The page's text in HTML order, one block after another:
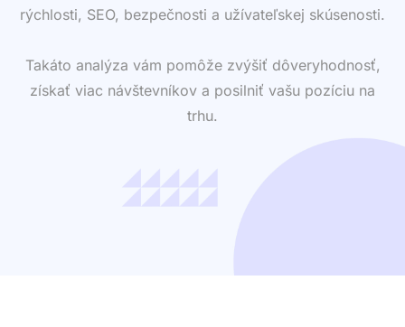
rýchlosti, SEO, bezpečnosti a užívateľskej skúsenosti.
Takáto analýza vám pomôže zvýšiť dôveryhodnosť,
získať viac návštevníkov a posilniť vašu pozíciu na
trhu.